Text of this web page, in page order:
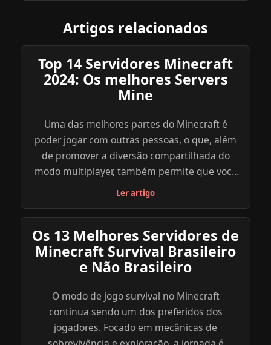
Artigos relacionados
Top 14 Servidores Minecraft
2024: Os melhores Servers
Mine
Uma das melhores partes do Minecraft é
poder jogar com outras pessoas, o que, além
de promover a diversão compartilhada do
modo multiplayer, também permite que você
explore uma diversidade de outros objetivos,
dos servidores criados por outros jogadores.
Abaixo, reunimos uma lista com os melhores
servidores de Minecraft para você se divertir e
explorar. Navegue com calma, atente para as
que parece mais ideal para você e seus
amigos. Para saber mais sobre o servidor que
você escolher, clique no link indicado do site
Ler artigo
Os 13 Melhores Servidores de
Minecraft Survival Brasileiro
e Não Brasileiro
O modo de jogo survival no Minecraft
continua sendo um dos preferidos dos
jogadores. Focado em mecânicas de